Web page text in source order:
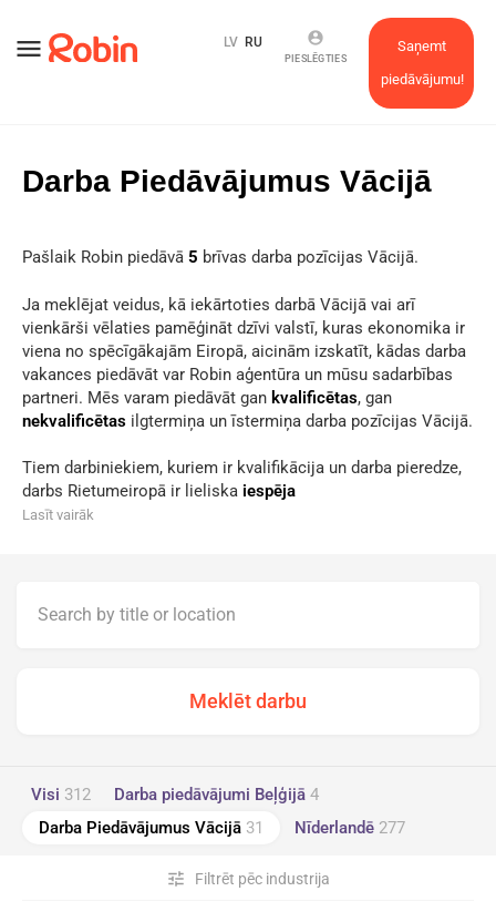
menu
Saņemt
piedāvājumu!
account_circle
PIESLĒGTIES
LV RU
Darba Piedāvājumus Vācijā
Pašlaik Robin piedāvā 5 brīvas darba pozīcijas Vācijā.
Ja meklējat veidus, kā iekārtoties darbā Vācijā vai arī
vienkārši vēlaties pamēģināt dzīvi valstī, kuras ekonomika ir
viena no spēcīgākajām Eiropā, aicinām izskatīt, kādas darba
vakances piedāvāt var Robin aģentūra un mūsu sadarbības
partneri. Mēs varam piedāvāt gan kvalificētas, gan
nekvalificētas ilgtermiņa un īstermiņa darba pozīcijas Vācijā.
Tiem darbiniekiem, kuriem ir kvalifikācija un darba pieredze,
darbs Rietumeiropā ir lieliska iespēja
Lasīt vairāk
Visi 312 Darba piedāvājumi Beļģijā 4
Darba Piedāvājumus Vācijā 31 Nīderlandē 277
Filtrēt pēc industrija
tune